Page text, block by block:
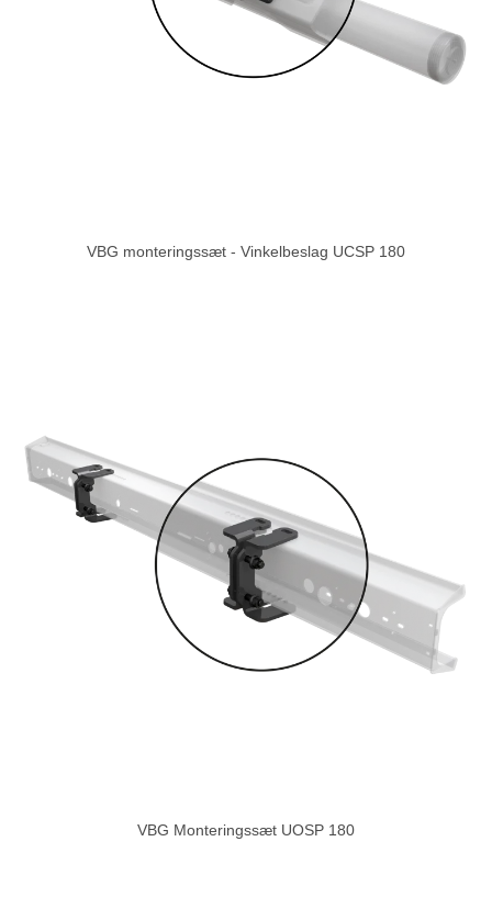
VBG monteringssæt - Vinkelbeslag UCSP 180
VBG Monteringssæt UOSP 180